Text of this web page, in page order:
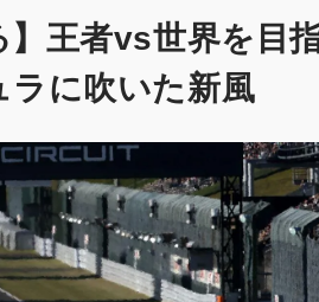
】王者vs世界を
ラに吹いた新風